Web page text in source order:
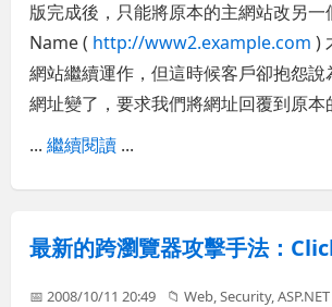
版完成後，只能將原本的主網站改另
Name ( http://www2.example.com )
網站繼續運作，但這時候客戶卻抱怨說
網址變了，要求我們將網址回覆到原本
...繼續閱讀 ...
最新的跨瀏覽器攻擊手法：
📅 2008/10/11 20:49 📁Web,Security,ASP.NET